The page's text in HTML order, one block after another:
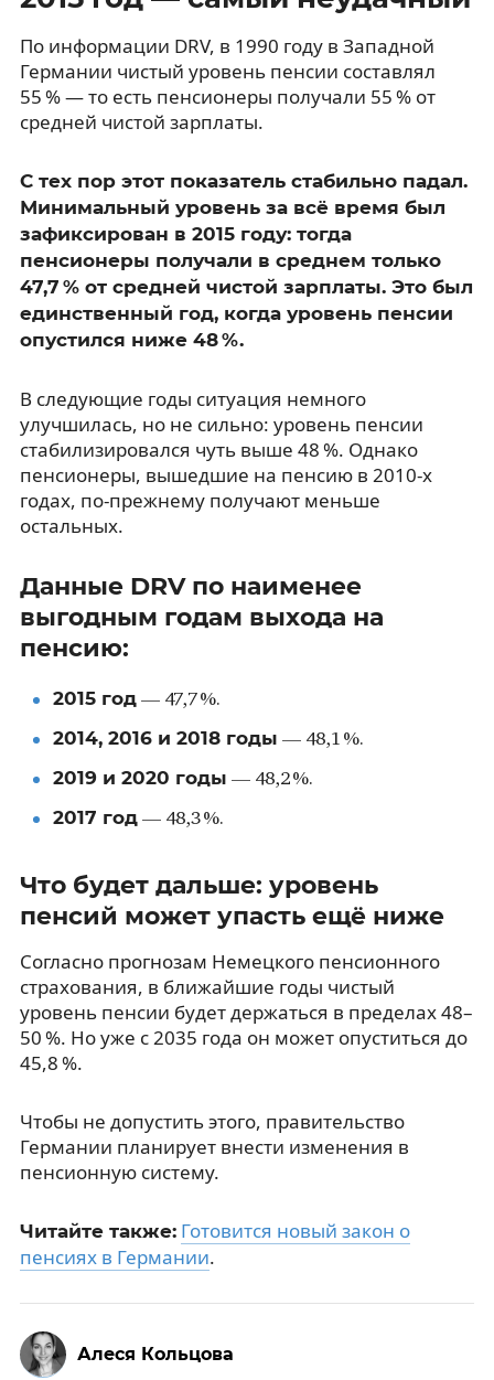
По информации DRV, в 1990 году в Западной
Германии чистый уровень пенсии составлял
55 % — то есть пенсионеры получали 55 % от
средней чистой зарплаты.
С тех пор этот показатель стабильно падал.
Минимальный уровень за всё время был
зафиксирован в 2015 году: тогда
пенсионеры получали в среднем только
47,7 % от средней чистой зарплаты. Это был
единственный год, когда уровень пенсии
опустился ниже 48 %.
В следующие годы ситуация немного
улучшилась, но не сильно: уровень пенсии
стабилизировался чуть выше 48 %. Однако
пенсионеры, вышедшие на пенсию в 2010-х
годах, по-прежнему получают меньше
остальных.
Данные DRV по наименее
выгодным годам выхода на
пенсию:
2015 год— 47,7 %.
2014, 2016 и 2018 годы — 48,1 %.
2019 и 2020 годы — 48,2 %.
2017 год— 48,3 %.
Что будет дальше: уровень
пенсий может упасть ещё ниже
Согласно прогнозам Немецкого пенсионного
страхования, в ближайшие годы чистый
уровень пенсии будет держаться в пределах 48–
50 %. Но уже с 2035 года он может опуститься до
45,8 %.
Чтобы не допустить этого, правительство
Германии планирует внести изменения в
пенсионную систему.
Читайте также: Готовится новый закон о
пенсиях в Германии.
Алеся Кольцова